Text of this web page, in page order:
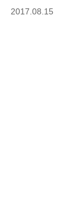
2017.08.15